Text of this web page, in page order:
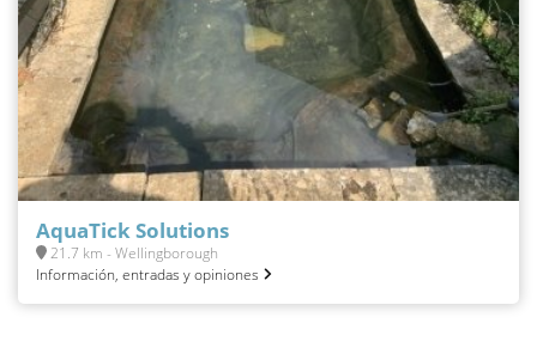
AquaTick Solutions
21.7 km - Wellingborough
Información, entradas y opiniones